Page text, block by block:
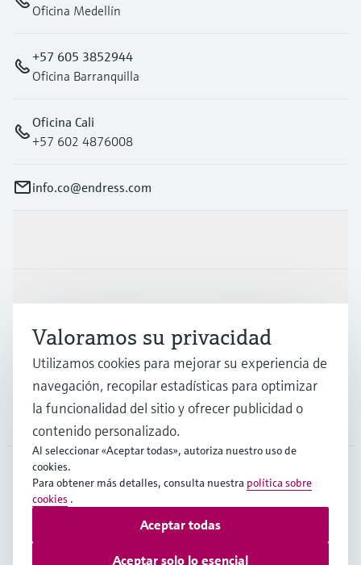
Oficina Medellín
+57 605 3852944
Oficina Barranquilla
Oficina Cali
+57 602 4876008
info.co@endress.com
Soporte
Compañía
COL
Copyright © Endress+Hauser Group Services AG
Valoramos su privacidad
Utilizamos cookies para mejorar su experiencia de
navegación, recopilar estadísticas para optimizar
la funcionalidad del sitio y ofrecer publicidad o
contenido personalizado.
Al seleccionar «Aceptar todas», autoriza nuestro uso de
cookies.
Para obtener más detalles, consulta nuestra política sobre
cookies .
Aceptar solo lo esencial
Aceptar todas